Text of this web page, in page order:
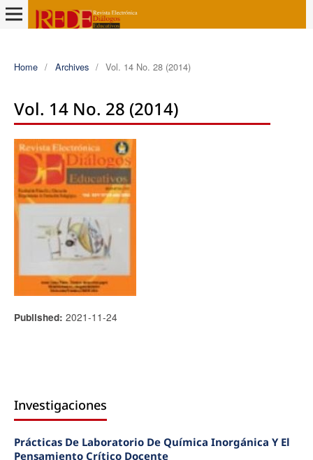
Home / Archives / Vol. 14 No. 28 (2014)
Vol. 14 No. 28 (2014)
Published: 2021-11-24
Investigaciones
Prácticas De Laboratorio De Química Inorgánica Y El
Pensamiento Crítico Docente